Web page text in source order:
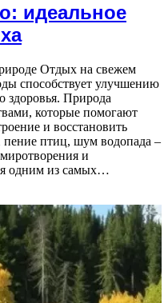
идеальное
Отдых на свежем
способствует улучшению
здоровья. Природа
которые помогают
и восстановить
пение птиц, шум водопада –
и
одним из самых…